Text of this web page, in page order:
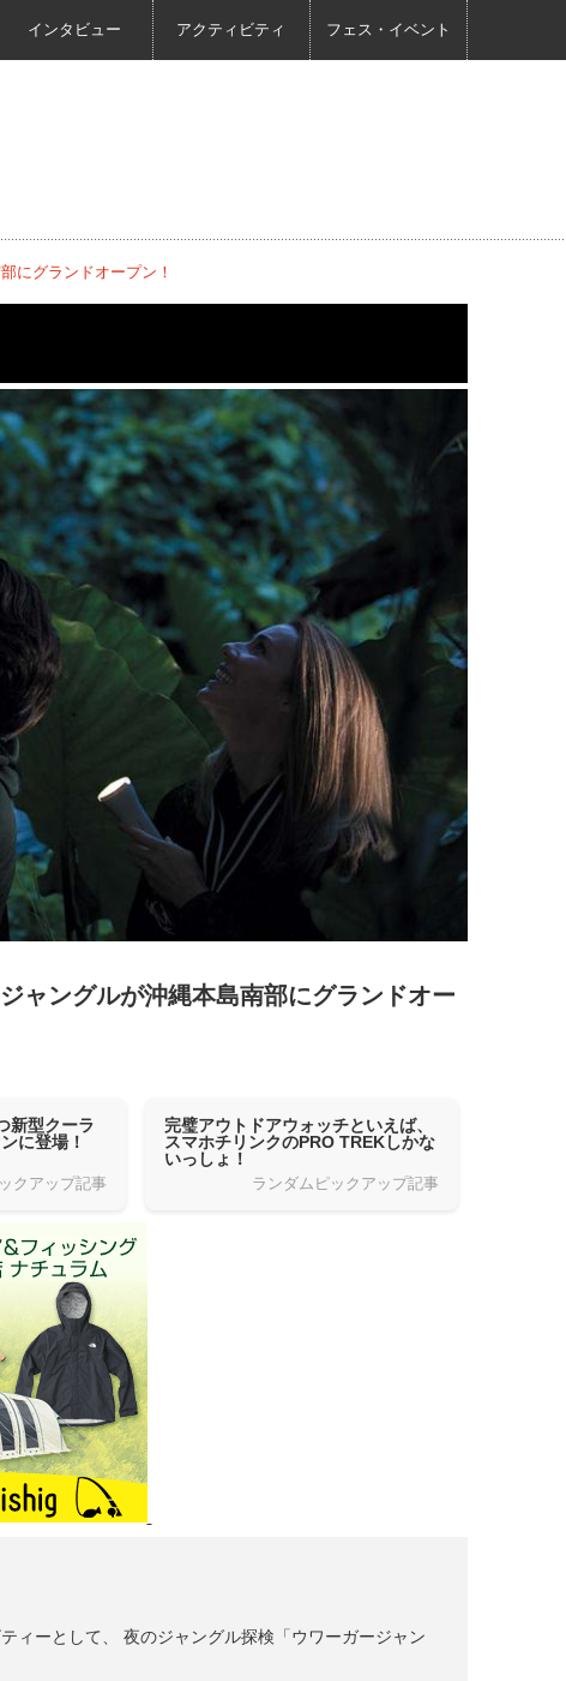
インタビュー アクティビティ フェス・イベント
にグランドオープン！
ャングルが沖縄本島南部にグランドオー
新型クーラ
に登場！
クアップ記事
完璧アウトドアウォッチといえば、
スマホチリンクのPRO TREKしかな
いっしょ！
ランダムピックアップ記事
ィーとして、 夜のジャングル探検「ウワーガージャン